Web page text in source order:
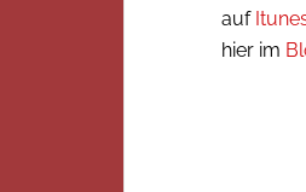
auf
hier im